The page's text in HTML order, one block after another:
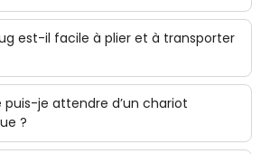
est-il facile à plier et à transporter
je attendre d’un chariot
?